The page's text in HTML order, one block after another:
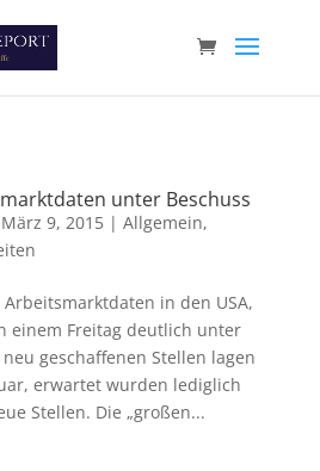
unter Beschuss
März 9, 2015| Allgemein,
in den USA,
einem Freitag deutlich unter
geschaffenen Stellen lagen
erwartet wurden lediglich
Stellen. Die „großen...